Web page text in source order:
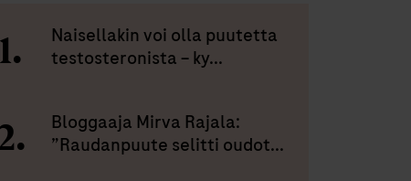
Naisellakin voi olla puutetta
testosteronista – ky...
Bloggaaja Mirva Rajala:
”Raudanpuute selitti oudot...